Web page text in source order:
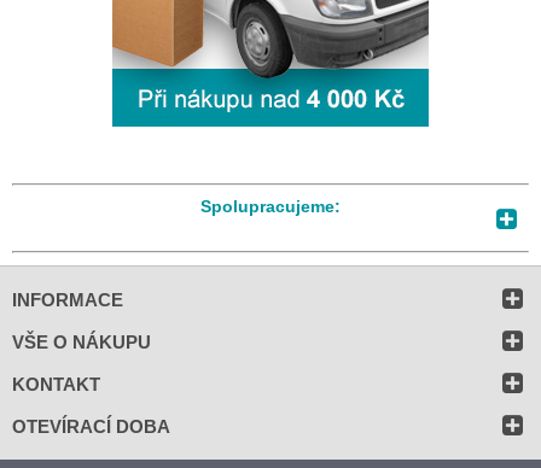
Spolupracujeme:
INFORMACE
VŠE O NÁKUPU
KONTAKT
OTEVÍRACÍ DOBA